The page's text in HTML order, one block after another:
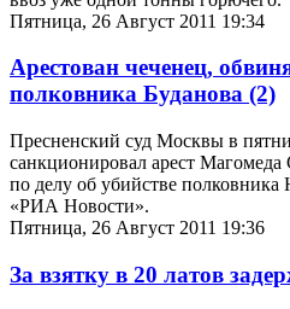
Пятница, 26 Август 2011 19:34
Арестован чеченец,
полковника Буданова (2)
Пресненский суд Москвы в
санкционировал арест
по делу об убийстве
«РИА Новости».
Пятница, 26 Август 2011 19:36
За взятку в 20 латов